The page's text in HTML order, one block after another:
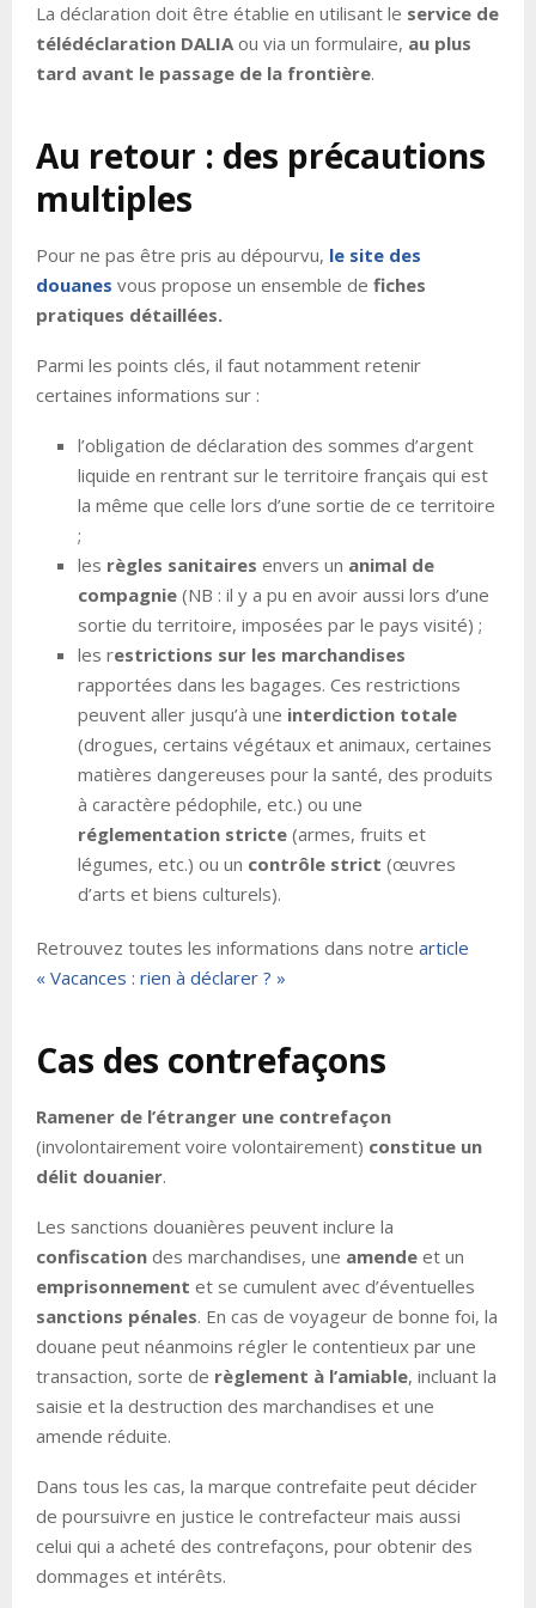
La déclaration doit être établie en utilisant le service de
télédéclaration DALIAou via un formulaire, au plus
tard avant le passage de la frontière.
Au retour : des précautions
multiples
Pour ne pas être pris au dépourvu, le site des
douanes vous propose un ensemble de fiches
pratiques détaillées.
Parmi les points clés, il faut notamment retenir
certaines informations sur :
l’obligation de déclaration des sommes d’argent
liquide en rentrant sur le territoire français qui est
la même que celle lors d’une sortie de ce territoire
;
les règles sanitaires envers un animal de
compagnie (NB : il y a pu en avoir aussi lors d’une
sortie du territoire, imposées par le pays visité) ;
les restrictions sur les marchandises
rapportées dans les bagages. Ces restrictions
peuvent aller jusqu’à une interdiction totale
(drogues, certains végétaux et animaux, certaines
matières dangereuses pour la santé, des produits
à caractère pédophile, etc.) ou une
réglementation stricte (armes, fruits et
légumes, etc.) ou un contrôle strict (œuvres
d’arts et biens culturels).
Retrouvez toutes les informations dans notre article
« Vacances : rien à déclarer ? »
Cas des contrefaçons
Ramener de l’étranger une contrefaçon
(involontairement voire volontairement) constitue un
délit douanier.
Les sanctions douanières peuvent inclure la
confiscation des marchandises, une amende et un
emprisonnement et se cumulent avec d’éventuelles
sanctions pénales. En cas de voyageur de bonne foi, la
douane peut néanmoins régler le contentieux par une
transaction, sorte de règlement à l’amiable, incluant la
saisie et la destruction des marchandises et une
amende réduite.
Dans tous les cas, la marque contrefaite peut décider
de poursuivre en justice le contrefacteur mais aussi
celui qui a acheté des contrefaçons, pour obtenir des
dommages et intérêts.